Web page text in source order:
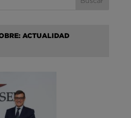
ACTUALIDAD